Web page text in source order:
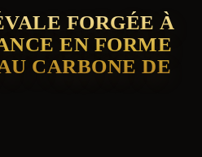
FORGÉE À
EN FORME
CARBONE DE